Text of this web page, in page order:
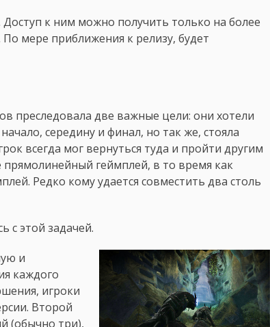
к ним можно получить только на более
По мере приближения к релизу, будет
преследовала две важные цели: они хотели
середину и финал, но так же, стояла
всегда мог вернуться туда и пройти другим
геймплей, в то время как
Редко кому удается совместить два столь
с этой задачей.
и
каждого
игроки
Второй
(обычно три),